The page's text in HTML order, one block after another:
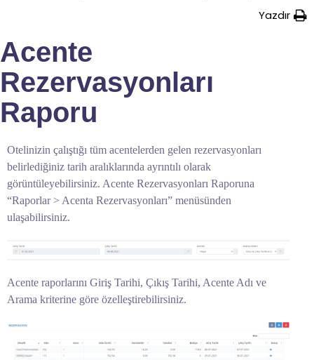
Yazdır
Acente
Rezervasyonları
Raporu
Otelinizin çalıştığı tüm acentelerden gelen rezervasyonları
belirlediğiniz tarih aralıklarında ayrıntılı olarak
görüntüleyebilirsiniz. Acente Rezervasyonları Raporuna
“Raporlar > Acenta Rezervasyonları” menüsünden
ulaşabilirsiniz.
Acente raporlarını Giriş Tarihi, Çıkış Tarihi, Acente Adı ve
Arama kriterine göre özelleştirebilirsiniz.